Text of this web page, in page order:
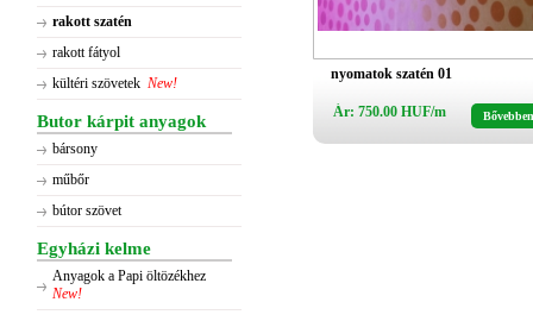
rakott szatén
rakott fátyol
kültéri szövetek New!
Butor kárpit anyagok
bársony
műbőr
bútor szövet
Egyházi kelme
Anyagok a Papi öltözékhez
New!
nyomatok szatén 01
Ár: 750.00 HUF/m Bővebben